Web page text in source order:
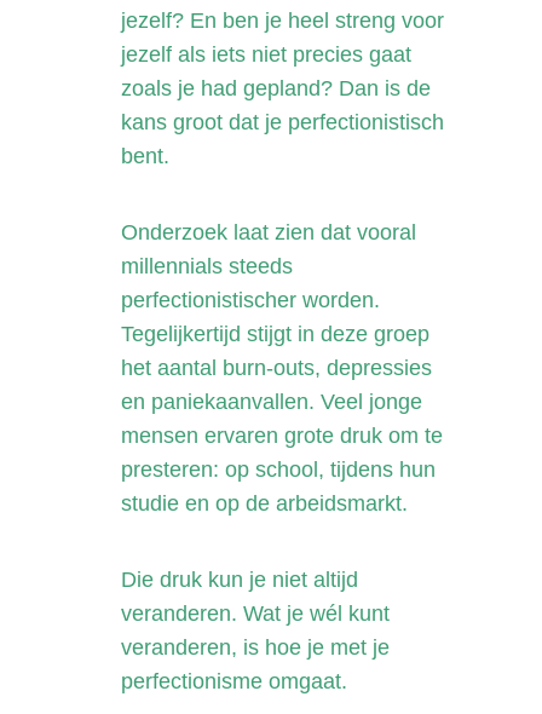
jezelf? En ben je heel streng voor
jezelf als iets niet precies gaat
zoals je had gepland? Dan is de
kans groot dat je perfectionistisch
bent.
Onderzoek laat zien dat vooral
millennials steeds
perfectionistischer worden.
Tegelijkertijd stijgt in deze groep
het aantal burn-outs, depressies
en paniekaanvallen. Veel jonge
mensen ervaren grote druk om te
presteren: op school, tijdens hun
studie en op de arbeidsmarkt.
Die druk kun je niet altijd
veranderen. Wat je wél kunt
veranderen, is hoe je met je
perfectionisme omgaat.